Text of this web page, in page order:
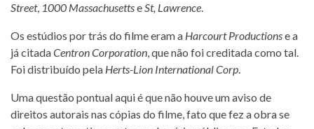
Street, 1000 MassachusettseSt, Lawrence.
Os estúdios por trás do filme eram a Harcourt Productionse a
já citadaCentron Corporation, que não foi creditada como tal.
Foi distribuído pela Herts-Lion International Corp.
Uma questão pontual aqui é que não houve um aviso de
direitos autorais nas cópias do filme, fato que fez a obra se